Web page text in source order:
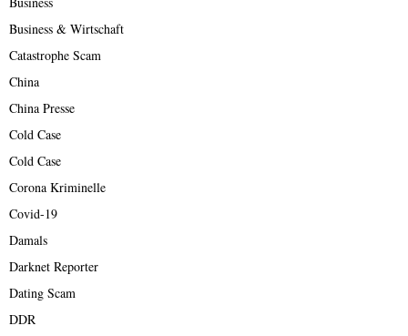
Business & Wirtschaft
Catastrophe Scam
China
China Presse
Cold Case
Cold Case
Corona Kriminelle
Covid-19
Damals
Darknet Reporter
Dating Scam
DDR